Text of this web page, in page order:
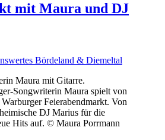
mit Maura und DJ
Bördeland & Diemeltal
Songwriterin Maura spielt von
Feierabendmarkt. Von
DJ Marius für die
Hits auf. © Maura Porrmann